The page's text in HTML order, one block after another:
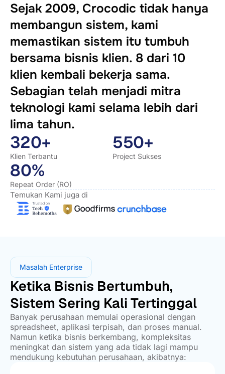
Sejak 2009, Crocodic tidak hanya
membangun sistem, kami
memastikan sistem itu tumbuh
bersama bisnis klien. 8 dari 10
klien kembali bekerja sama.
Sebagian telah menjadi mitra
teknologi kami selama lebih dari
lima tahun.
320+
Klien Terbantu
550+
Project Sukses
80%
Repeat Order (RO)
Temukan Kami juga di
Masalah Enterprise
Ketika Bisnis Bertumbuh,
Sistem Sering Kali Tertinggal
Banyak perusahaan memulai operasional dengan
spreadsheet, aplikasi terpisah, dan proses manual.
Namun ketika bisnis berkembang, kompleksitas
meningkat dan sistem yang ada tidak lagi mampu
mendukung kebutuhan perusahaan, akibatnya: